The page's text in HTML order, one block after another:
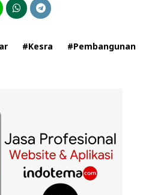
#Kesra
#Pembangunan